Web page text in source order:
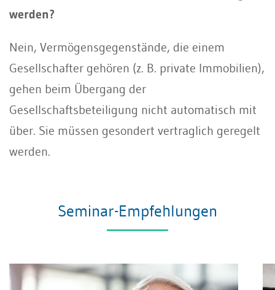
werden?
Nein, Vermögensgegenstände, die einem
Gesellschafter gehören (z. B. private Immobilien),
gehen beim Übergang der
Gesellschaftsbeteiligung nicht automatisch mit
über. Sie müssen gesondert vertraglich geregelt
werden.
Seminar-Empfehlungen